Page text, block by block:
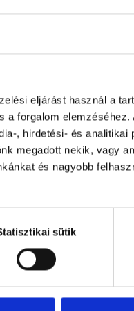
eljárást használ a
a forgalom
, hirdetési- és analitikai
megadott nekik, vagy
és nagyobb
sütik